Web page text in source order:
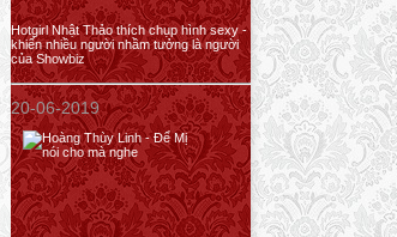
Hotgirl Nhật Thảo thích chụp hình sexy -
khiến nhiều người nhầm tưởng là người
của Showbiz
20-06-2019